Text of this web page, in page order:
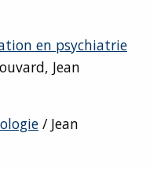
en psychiatrie
Jean
/ Jean